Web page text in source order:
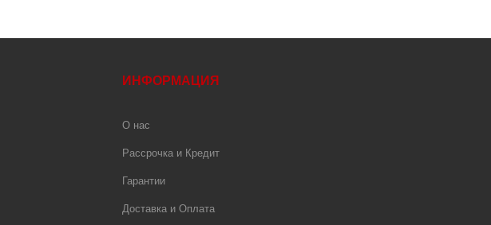
ИНФОРМАЦИЯ
О нас
Рассрочка и Кредит
Гарантии
Доставка и Оплата